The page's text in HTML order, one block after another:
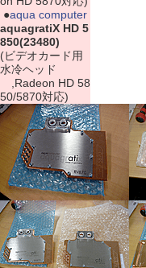
●aqua computer
aquagratiX HD 5
850(23480)
(ビデオカード用
水冷ヘッド
,Radeon HD 58
50/5870対応)